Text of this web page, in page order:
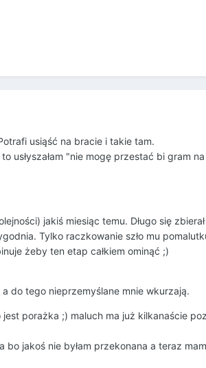
usiąść na bracie i takie tam.
usłyszałam "nie mogę przestać bi gram
jakiś miesiąc temu. Długo się
Tylko raczkowanie szło mu
żeby ten etap całkiem ominąć ;)
do tego nieprzemyślane mnie wkurzają.
porażka ;) maluch ma już kilkanaście
jakoś nie byłam przekonana a teraz